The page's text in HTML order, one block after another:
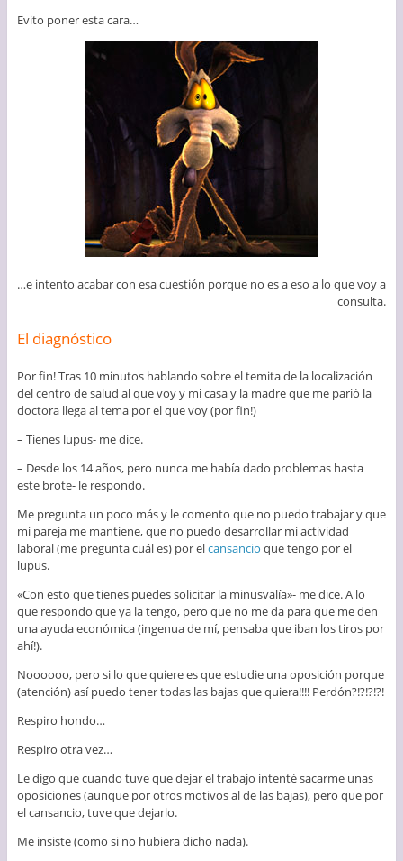
Evito poner esta cara…
…e intento acabar con esa cuestión porque no es a eso a lo que voy a
consulta.
El diagnóstico
Por fin! Tras 10 minutos hablando sobre el temita de la localización
del centro de salud al que voy y mi casa y la madre que me parió la
doctora llega al tema por el que voy (por fin!)
– Tienes lupus- me dice.
– Desde los 14 años, pero nunca me había dado problemas hasta
este brote- le respondo.
Me pregunta un poco más y le comento que no puedo trabajar y que
mi pareja me mantiene, que no puedo desarrollar mi actividad
laboral (me pregunta cuál es) por elcansancio que tengo por el
lupus.
«Con esto que tienes puedes solicitar la minusvalía»- me dice. A lo
que respondo que ya la tengo, pero que no me da para que me den
una ayuda económica (ingenua de mí, pensaba que iban los tiros por
ahí!).
Noooooo, pero si lo que quiere es que estudie una oposición porque
(atención) así puedo tener todas las bajas que quiera!!!! Perdón?!?!?!?!
Respiro hondo…
Respiro otra vez…
Le digo que cuando tuve que dejar el trabajo intenté sacarme unas
oposiciones (aunque por otros motivos al de las bajas), pero que por
el cansancio, tuve que dejarlo.
Me insiste (como si no hubiera dicho nada).